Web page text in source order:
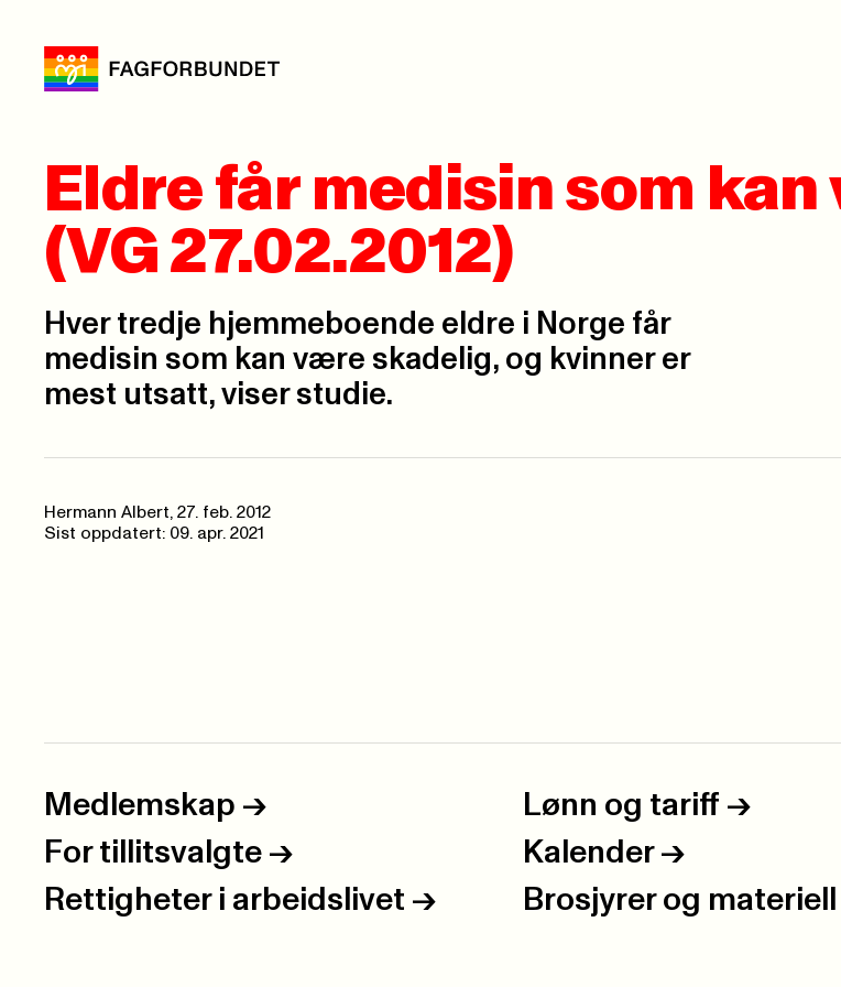
Eldre får medisin som
(VG 27.02.2012)
Hver tredje hjemmeboende eldre i Norge får
medisin som kan være skadelig, og kvinner er
mest utsatt, viser studie.
Hermann Albert, 27. feb. 2012
Sist oppdatert: 09. apr. 2021
Medlemskap -> Lønn og tariff ->
For tillitsvalgte -> Kalender ->
Rettigheter i arbeidslivet -> Brosjyrer og materiell